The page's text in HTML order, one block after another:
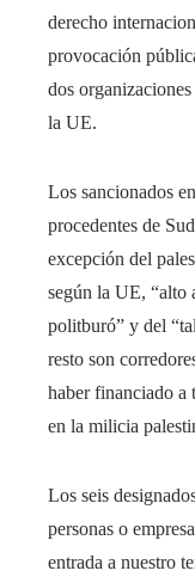
derecho
provocación
dos
la UE.
Los sancionados
procedentes de
excepción del
según la UE, “alto
politburó” y del
resto son
haber financiado a
en la milicia
Los seis
personas o
entrada a nuestro